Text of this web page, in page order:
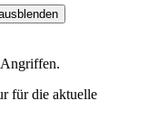
für die aktuelle